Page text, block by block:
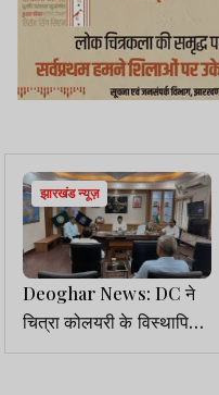
झारखंड न्यूज़
Deoghar News: DC ने
चित्रा कोलयरी के विस्थापितों
को मूलभूत सुविधा देने का दिया